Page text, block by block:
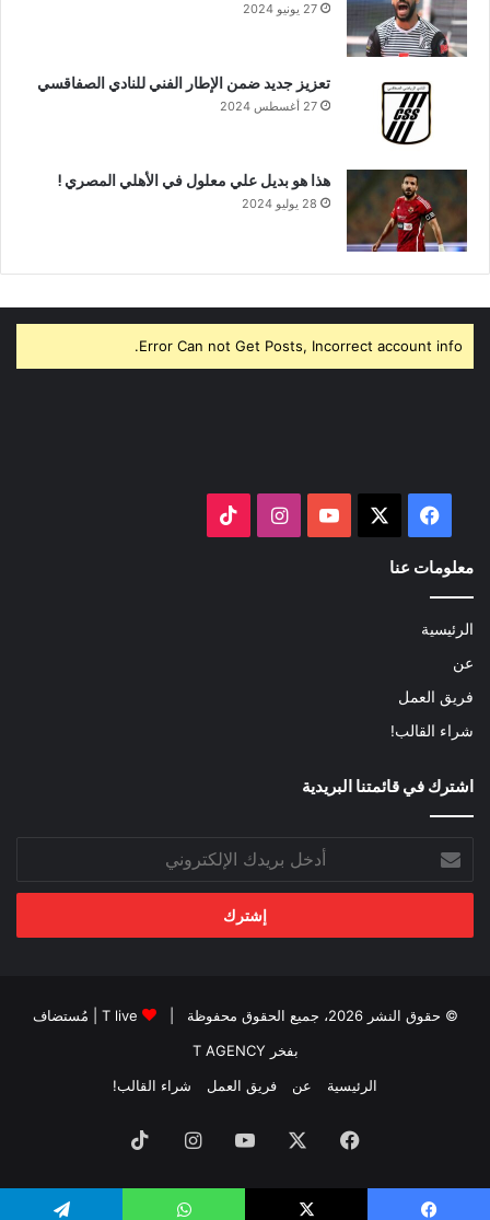
27 يونيو 2024
تعزيز جديد ضمن الإطار الفني للنادي الصفاقسي
27 أغسطس 2024
هذا هو بديل علي معلول في الأهلي المصري !
28 يوليو 2024
Error Can not Get Posts, Incorrect account info.
فيسبوك ‫YouTubeانستقرام
معلومات عنا
الرئيسية
عن
فريق العمل
شراء القالب!
اشترك في قائمتنا البريدية
بريدك
الإلكتروني
© حقوق النشر 2026، جميع الحقوق محفوظة | T live | مُستضاف
بفخر T AGENCY
الرئيسية
عن فريق العمل شراء القالب!
فيسبوك ‫YouTubeانستقرام